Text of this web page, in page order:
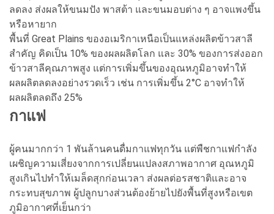
ลดลง ส่งผลให้ขนมปัง พาสต้า และขนมอบต่าง ๆ อาจแพงขึ้น
หรือหายาก
พื้นที่ Great Plains ของอเมริกาเหนือเป็นแหล่งผลิตข้าวสาลี
สำคัญ คิดเป็น 10% ของผลผลิตโลก และ 30% ของการส่งออก
ข้าวสาลีคุณภาพสูง แต่การเพิ่มขึ้นของอุณหภูมิอาจทำให้
ผลผลิตลดลงอย่างรวดเร็ว เช่น การเพิ่มขึ้น 2°C อาจทำให้
ผลผลิตลดถึง 25%
กาแฟ
ผู้คนมากกว่า 1 พันล้านคนดื่มกาแฟทุกวัน แต่พืชกาแฟกำลัง
เผชิญความเสี่ยงจากการเปลี่ยนแปลงสภาพอากาศ อุณหภูมิ
สูงเกินไปทำให้เมล็ดสุกก่อนเวลา ส่งผลต่อรสชาติและอาจ
กระทบสุขภาพ ผู้ปลูกบางส่วนต้องย้ายไปยังพื้นที่สูงหรือเขต
ภูมิอากาศที่เย็นกว่า